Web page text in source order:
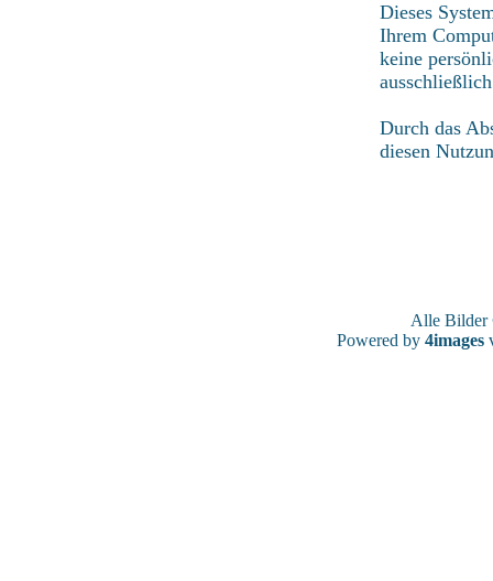
Dieses
Ihrem
keine
Durch das
diesen
Alle
Powered by 4images